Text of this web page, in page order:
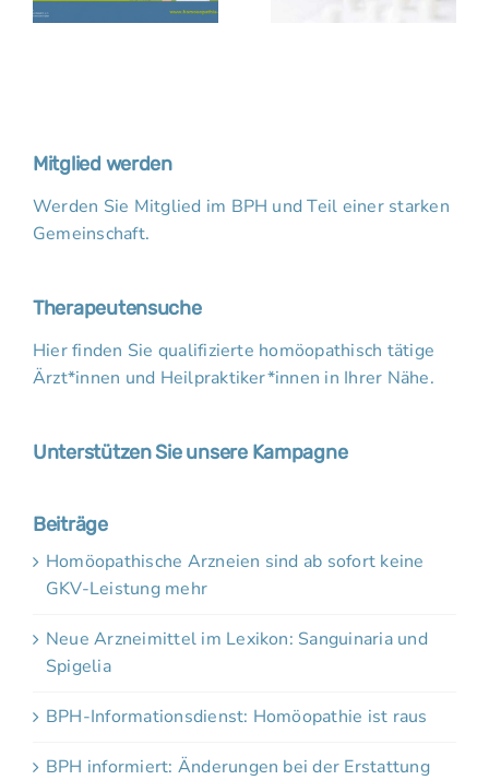
Mitglied werden
Werden Sie Mitglied im BPH und Teil einer starken
Gemeinschaft.
Therapeutensuche
Hier finden Sie qualifizierte homöopathisch tätige
Ärzt*innen und Heilpraktiker*innen in Ihrer Nähe.
Unterstützen Sie unsere Kampagne
Beiträge
Homöopathische Arzneien sind ab sofort keine
GKV-Leistung mehr
Neue Arzneimittel im Lexikon: Sanguinaria und
Spigelia
BPH-Informationsdienst: Homöopathie ist raus
BPH informiert: Änderungen bei der Erstattung